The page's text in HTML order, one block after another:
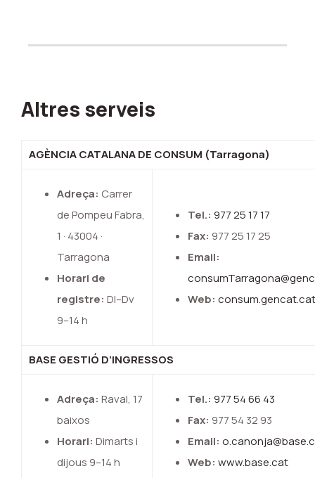
Altres serveis
AGÈNCIA CATALANA DE CONSUM (Tarragona)
Adreça: Carrer
de Pompeu Fabra,
1 · 43004 ·
Tarragona
Horari de
registre: Dl–Dv
9–14 h
Tel.: 977 25 17 17
Fax: 977 25 17 25
Email:
Web: consum.gencat.cat
BASE GESTIÓ D’INGRESSOS
Adreça: Raval, 17
baixos
Horari: Dimarts i
dijous 9–14 h
Tel.: 977 54 66 43
Fax: 977 54 32 93
Email:
Web: www.base.cat